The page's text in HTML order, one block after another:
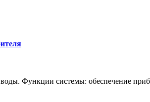
Функции системы: обеспечение